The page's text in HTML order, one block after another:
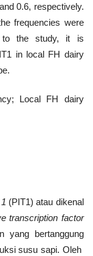
0.6, respectively.
frequencies were
to the study, it is
in local FH dairy
Local FH dairy
(PIT1) atau dikenal
transcription factor
yang bertanggung
susu sapi. Oleh